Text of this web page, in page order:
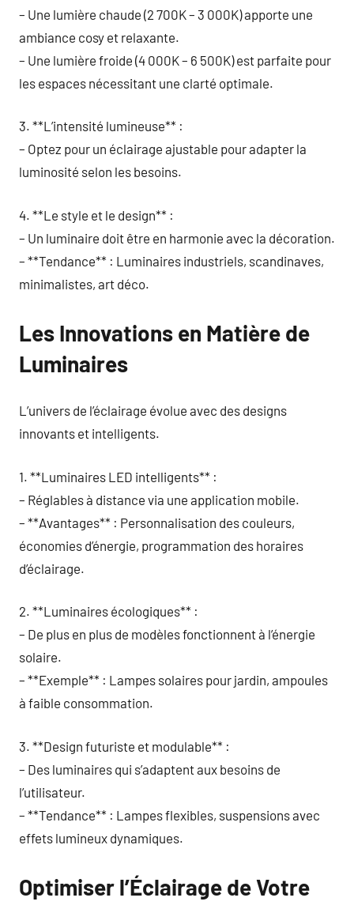
– Une lumière chaude (2 700K – 3 000K) apporte une
ambiance cosy et relaxante.
– Une lumière froide (4 000K – 6 500K) est parfaite pour
les espaces nécessitant une clarté optimale.
3. **L’intensité lumineuse** :
– Optez pour un éclairage ajustable pour adapter la
luminosité selon les besoins.
4. **Le style et le design** :
– Un luminaire doit être en harmonie avec la décoration.
– **Tendance** : Luminaires industriels, scandinaves,
minimalistes, art déco.
Les Innovations en Matière de
Luminaires
L’univers de l’éclairage évolue avec des designs
innovants et intelligents.
1. **Luminaires LED intelligents** :
– Réglables à distance via une application mobile.
– **Avantages** : Personnalisation des couleurs,
économies d’énergie, programmation des horaires
d’éclairage.
2. **Luminaires écologiques** :
– De plus en plus de modèles fonctionnent à l’énergie
solaire.
– **Exemple** : Lampes solaires pour jardin, ampoules
à faible consommation.
3. **Design futuriste et modulable** :
– Des luminaires qui s’adaptent aux besoins de
l’utilisateur.
– **Tendance** : Lampes flexibles, suspensions avec
effets lumineux dynamiques.
Optimiser l’Éclairage de Votre